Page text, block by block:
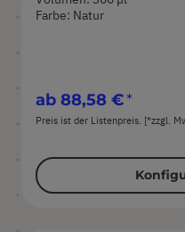
Farbe: Natur
ab 88,58 €
Preis ist der Listenpreis. [*zzgl.